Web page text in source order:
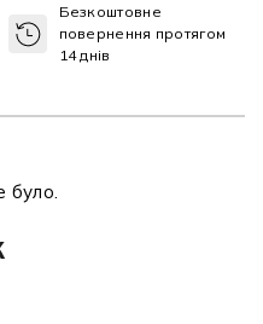
Безкоштовне
повернення протягом
14 днів
було.